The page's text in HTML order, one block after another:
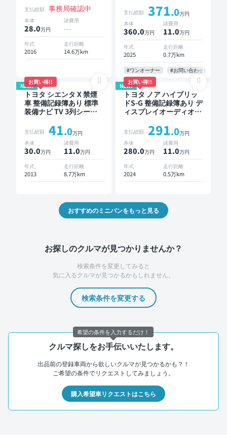
ー 3列シート スマートキ
ー バックモニター ドラ
イブレコーダー 衝突軽
減 両側電動スライドド
ア 7人乗り
支払総額 事務局確認中
本体
28.0万円
諸費用
---
年式
2016
走行距離
14.6万km
ニター ブラインドスポ
ットモニター デジタル
インナーミラー オート
クルーズ 3列シート スマ
ートキー ETC 電動バッ
クドア バックモニター
全方位カメラ ドライブ
レコーダー 衝突軽減 両
側電動スライドドア 7人
乗り
支払総額 371.0万円
本体
360.0万円
諸費用
11.0万円
年式
2025
走行距離
0.7万km
#ワンオーナー #お問い合わせ歓迎
NEW!
お買い得!!
トヨタ シエンタ X 禁煙
車 整備記録簿あり 標準
装備ナビ TV 3列シート
ニター 7人乗り
支払総額 41.0万円
本体
30.0万円
諸費用
11.0万円
年式
2013
走行距離
8.7万km
NEW!
お買い得!!
トヨタ ノア ハイブリッ
ドS-G 整備記録簿あり デ
ィスプレイオーディオ ※
トクルーズ 3列シート ス
マートキー バックモニ
ター ドライブレコーダ
ー 衝突軽減 7人乗り
支払総額 291.0万円
本体
280.0万円
諸費用
11.0万円
年式
2024
走行距離
0.5万km
おすすめのミニバンをもっと見る
お探しのクルマが見つかりませんか？
検索条件を変更してみると
気に入るクルマが見つかるかもしれません。
検索条件を変更する
クルマ探しをお手伝いいたします。
出品前の登録車両から欲しいクルマが見つかるかも？！
ご希望の条件でリクエストしてみましょう。
購入希望車リクエストはこちら
希望の条件を入力するだけ！